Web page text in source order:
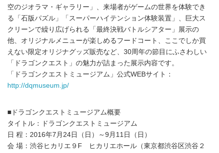
空のジオラマ・ギャラリー」、来場者がゲームの世界を体験でき
る「石版パズル」「スーパーハイテンション体験装置」、巨大ス
クリーンで繰り広げられる「最終決戦バトルシアター」展示の
他、オリジナルメニューが楽しめるフードコート、ここでしか買
えない限定オリジナグッズ販売など、30周年の節目にふさわしい
「ドラゴンクエスト」の魅力が詰まった展示内容です。
「ドラゴンクエストミュージアム」公式WEBサイト：
http://dqmuseum.jp/
■ドラゴンクエストミュージアム概要
タイトル：ドラゴンクエストミュージアム
日 程：2016年7月24日（日）～9月11日（日）
会 場：渋谷ヒカリエ９F ヒカリエホール（東京都渋谷区渋谷２